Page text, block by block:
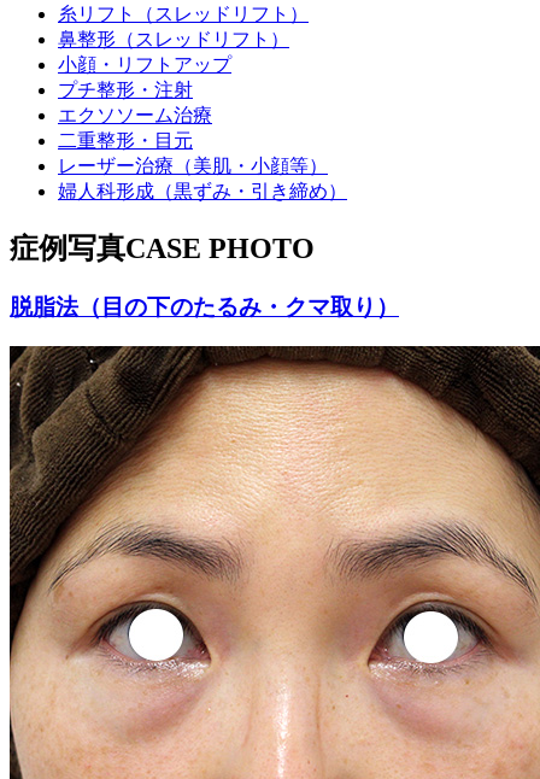
糸リフト（スレッドリフト）
鼻整形（スレッドリフト）
小顔・リフトアップ
プチ整形・注射
エクソソーム治療
二重整形・目元
レーザー治療（美肌・小顔等）
婦人科形成（黒ずみ・引き締め）
症例写真CASE PHOTO
脱脂法（目の下のたるみ・クマ取り）